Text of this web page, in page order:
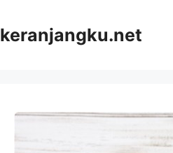
keranjangku.net